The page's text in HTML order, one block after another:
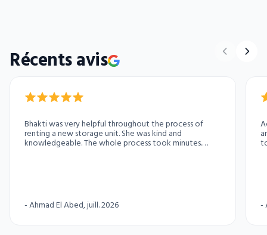
Récents avis
Bhakti was very helpful throughout the process of
renting a new storage unit. She was kind and
knowledgeable. The whole process took minutes.
-Ahmad El Abed, juill. 2026 -